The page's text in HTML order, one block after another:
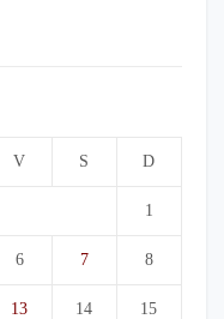
V S D
1
6 7 8
13 14 15